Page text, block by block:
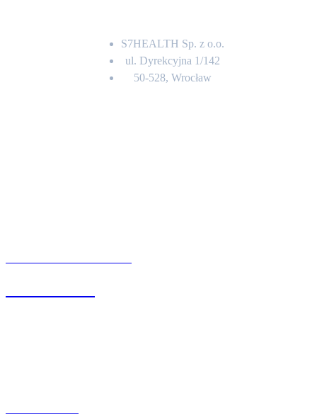
S7HEALTH Sp. z o.o.
ul. Dyrekcyjna 1/142
50-528, Wrocław